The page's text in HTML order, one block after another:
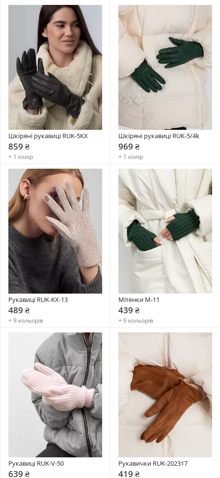
Шкіряні рукавиці RUK-5KX
859 ₴
+ 1 колір
Шкіряні рукавиці RUK-5/4k
969 ₴
+ 1 колір
Рукавиці RUK-KX-13
489 ₴
+ 9 кольорів
Мітенки M-11
439 ₴
+ 6 кольорів
Рукавиці RUK-V-50
639 ₴
Рукавички RUK-202317
419 ₴